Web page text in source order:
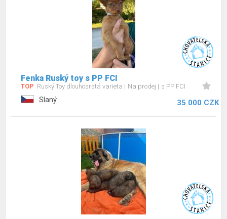
Fenka Ruský toy s PP FCI
TOP Ruský Toy dlouhosrstá varieta Na prodej s PP FCI
Slaný 35 000 CZK